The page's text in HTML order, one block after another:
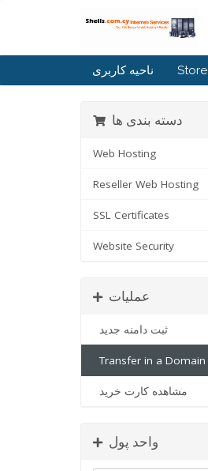
ناحیه کاربری Store
دسته بندی ها
Web Hosting
Reseller Web Hosting
SSL Certificates
Website Security
عملیات
ثبت دامنه جدید
Transfer in a Domain
مشاهده کارت خرید
واحد پول